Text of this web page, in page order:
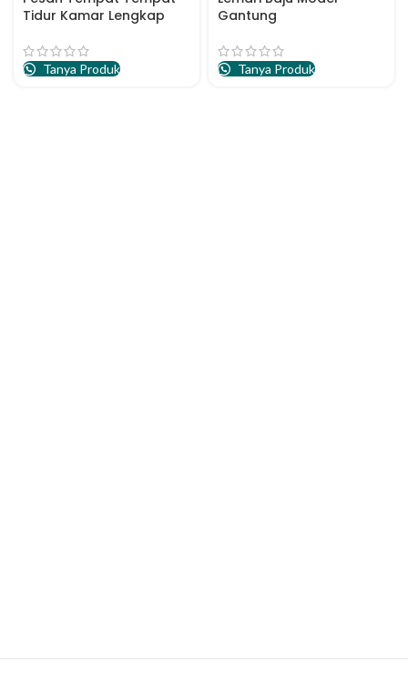
Tidur Kamar Lengkap
Tanya Produk
Gantung
Tanya Produk